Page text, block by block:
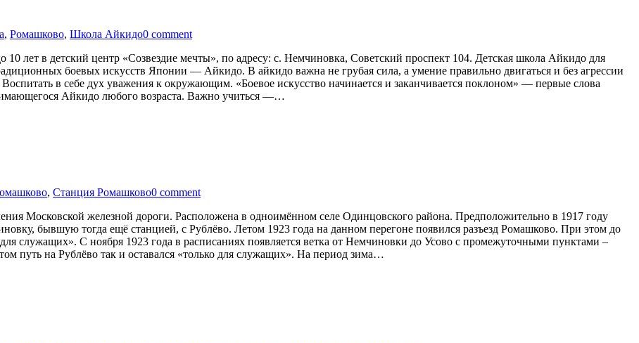
, Ромашково, Школа Айкидо0 comment
лет в детский центр «Созвездие мечты», по адресу: с. Немчиновка, Советский проспект 104. Детская школа Айкидо для
боевых искусств Японии — Айкидо. В айкидо важна не грубая сила, а умение правильно двигаться и без агрессии
в себе дух уважения к окружающим. «Боевое искусство начинается и заканчивается поклоном» — первые слова
Айкидо любого возраста. Важно учиться —…
, Станция Ромашково0 comment
Московской железной дороги. Расположена в одноимённом селе Одинцовского района. Предположительно в 1917 году
бывшую тогда ещё станцией, с Рублёво. Летом 1923 года на данном перегоне появился разъезд Ромашково. При этом до
служащих». С ноября 1923 года в расписаниях появляется ветка от Немчиновки до Усово с промежуточными пунктами –
путь на Рублёво так и оставался «только для служащих». На период зима…